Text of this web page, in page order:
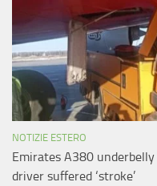
NOTIZIE ESTERO
Emirates A380
driver suffered ‘stroke’